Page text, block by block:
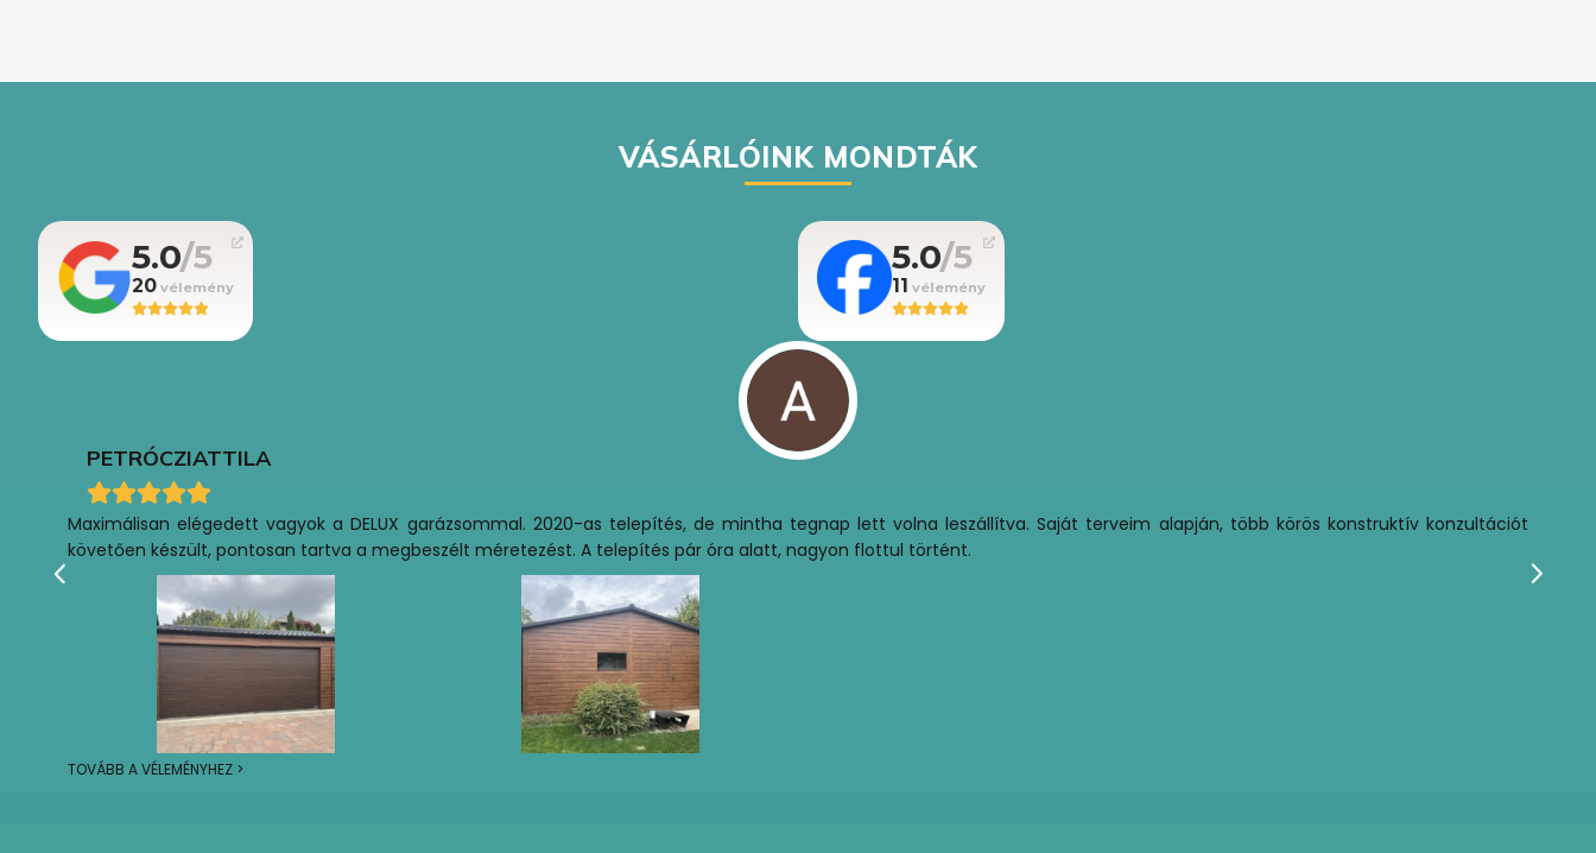
VÁSÁRLÓINK MONDTÁK
5.0
20
5.0
11
PETRÓCZIATTILA
Maximálisan elégedett vagyok a DELUX garázsommal. 2020-as telepítés, de mintha tegnap lett volna leszállítva. Saját terveim alapján, több körös konstruktív konzultációt
követően készült, pontosan tartva a megbeszélt méretezést. A telepítés pár óra alatt, nagyon flottul történt.
TOVÁBB A VÉLEMÉNYHEZ >